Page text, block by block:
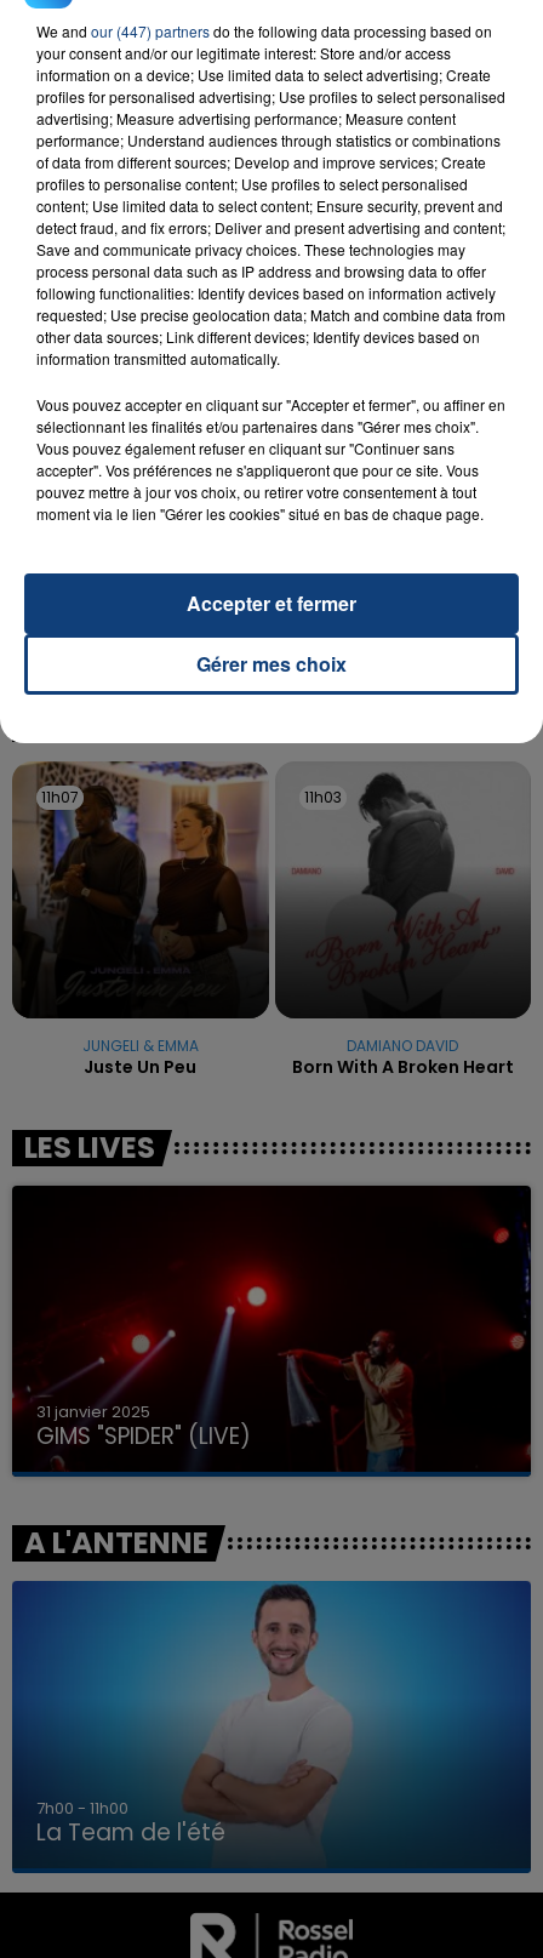
LA TEAM DE L'ÉTÉ
FIL D'ACTU
23 juillet 2026
INCENDIE MORTEL À LENS : UNE FEMME ET
SON BÉBÉ ENTRE LA VIE ET LA...
Un homme s'est immolé par le feu après avoir
aspergé sa compagne et leur bébé de trois mois
d'un liquide inflammable.
OPÉRER DE LA CHEVILLE RESSORT DE LA...
La famille a porté plainte contre la clinique qui a
reconnu sa responsabilité et présenté ses
excuses.
11h07
11h07
JUNGELI & EMMA
Juste Un Peu
11h03
11h03
DAMIANO DAVID
Born With A Broken Heart
LES LIVES
31 janvier 2025
GIMS "SPIDER" (LIVE)
A L'ANTENNE
7h00 - 11h00
La Team de l'été
We and our (447) partnersdo the following data processing based on
your consent and/or our legitimate interest: Store and/or access
information on a device; Use limited data to select advertising; Create
profiles for personalised advertising; Use profiles to select personalised
advertising; Measure advertising performance; Measure content
performance; Understand audiences through statistics or combinations
of data from different sources; Develop and improve services; Create
profiles to personalise content; Use profiles to select personalised
content; Use limited data to select content; Ensure security, prevent and
detect fraud, and fix errors; Deliver and present advertising and content;
Save and communicate privacy choices. These technologies may
process personal data such as IP address and browsing data to offer
following functionalities: Identify devices based on information actively
requested; Use precise geolocation data; Match and combine data from
other data sources; Link different devices; Identify devices based on
information transmitted automatically.
Vous pouvez accepter en cliquant sur "Accepter et fermer", ou affiner en
sélectionnant les finalités et/ou partenaires dans "Gérer mes choix".
Vous pouvez également refuser en cliquant sur "Continuer sans
accepter". Vos préférences ne s'appliqueront que pour ce site. Vous
pouvez mettre à jour vos choix, ou retirer votre consentement à tout
moment via le lien "Gérer les cookies" situé en bas de chaque page.
Gérer mes choix
Accepter et fermer